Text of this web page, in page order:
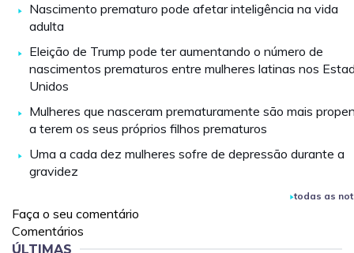
Nascimento prematuro pode afetar inteligência na vida
adulta
Eleição de Trump pode ter aumentando o número de
nascimentos prematuros entre mulheres latinas nos
Unidos
Mulheres que nasceram prematuramente são mais
a terem os seus próprios filhos prematuros
Uma a cada dez mulheres sofre de depressão durante a
gravidez
todas as
Faça o seu comentário
Comentários
ÚLTIMAS